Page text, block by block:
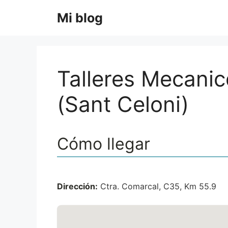
Mi blog
Talleres
(Sant Celoni)
Cómo llegar
Dirección: Ctra. Comarcal, C35, Km 55.9